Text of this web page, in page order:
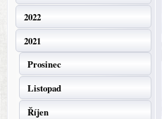
2022
2021
Prosinec
Listopad
Říjen